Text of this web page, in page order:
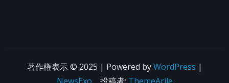
著作権表示 © 2025 | Powered byWordPress |